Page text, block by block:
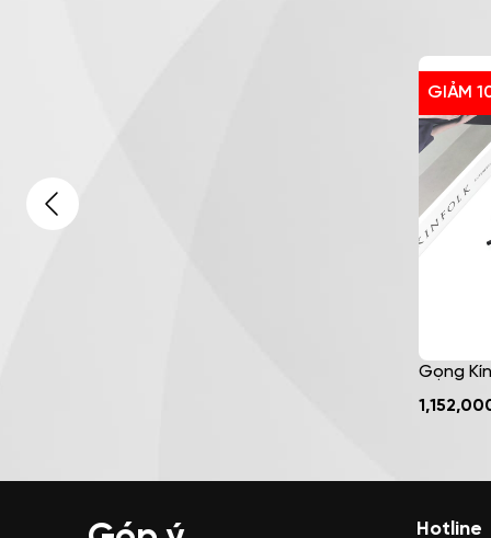
GIẢM
Gọng
Kim Loại
Hotline